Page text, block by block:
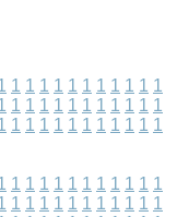
1 1 1 1 1 1 1 1 1 1 1
1 1 1 1 1 1 1 1 1 1 1
1 1 1 1 1 1 1 1 1 1 1
1 1 1 1 1 1 1 1 1 1 1
1 1 1 1 1 1 1 1 1 1 1